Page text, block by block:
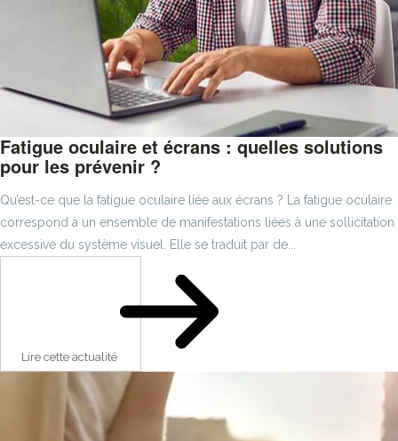
Fatigue oculaire et écrans : quelles solutions
pour les prévenir ?
Qu’est-ce que la fatigue oculaire liée aux écrans ? La fatigue oculaire
correspond à un ensemble de manifestations liées à une sollicitation
excessive du système visuel. Elle se traduit par de...
Lire cette actualité